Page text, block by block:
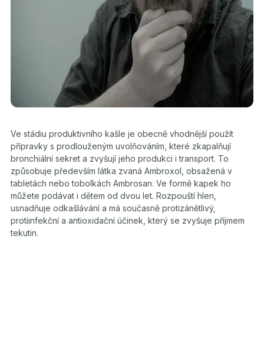
Ve stádiu produktivního kašle je obecně vhodnější použít
přípravky s prodlouženým uvolňováním, které zkapalňují
bronchiální sekret a zvyšují jeho produkci i transport. To
způsobuje především látka zvaná Ambroxol, obsažená v
tabletách nebo tobolkách Ambrosan. Ve formě kapek ho
můžete podávat i dětem od dvou let. Rozpouští hlen,
usnadňuje odkašlávání a má současně protizánětlivý,
protiinfekční a antioxidační účinek, který se zvyšuje příjmem
tekutin.